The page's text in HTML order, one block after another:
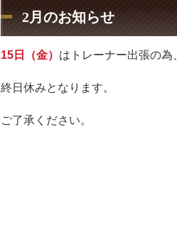
2月のお知らせ
15日（金） はトレーナー出張の為
終日休みとなります。
ご了承ください。